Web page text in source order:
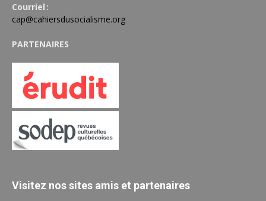
Courriel :
cap@cahiersdusocialisme.org
PARTENAIRES
Visitez nos sites amis et partenaires